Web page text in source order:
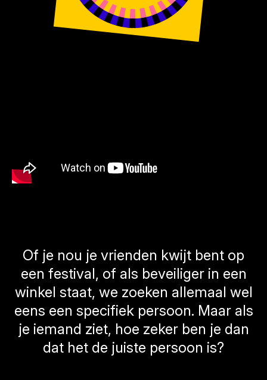
Of je nou je vrienden kwijt bent op
een festival, of als beveiliger in een
winkel staat, we zoeken allemaal wel
eens een specifiek persoon. Maar als
je iemand ziet, hoe zeker ben je dan
dat het de juiste persoon is?